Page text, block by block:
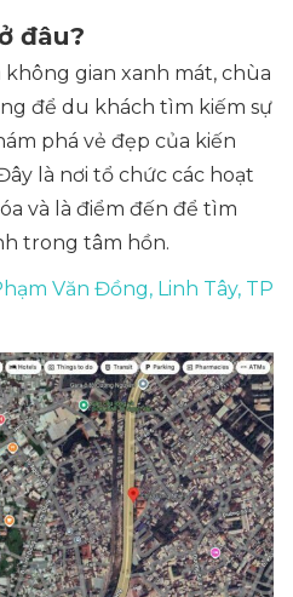
đâu?
gian xanh mát, chùa
để du khách tìm kiếm sự
phá vẻ đẹp của kiến
là nơi tổ chức các hoạt
và là điểm đến để tìm
trong tâm hồn.
Văn Đồng, Linh Tây, TP